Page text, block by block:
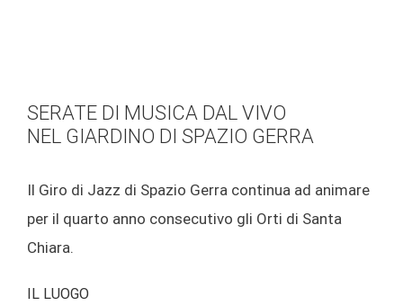
SERATE DI MUSICA DAL VIVO
NEL GIARDINO DI SPAZIO GERRA
Il Giro di Jazz di Spazio Gerra continua ad animare
per il quarto anno consecutivo gli Orti di Santa
Chiara.
IL LUOGO